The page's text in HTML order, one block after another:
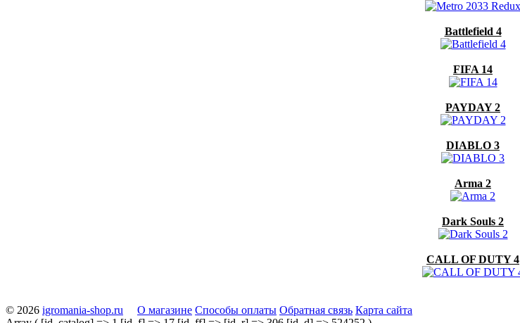
Battlefield 4
FIFA 14
PAYDAY 2
DIABLO 3
Arma 2
Dark Souls 2
CALL OF DUTY 4
© 2026 igromania-shop.ru О магазине Способы оплаты Обратная связь Карта сайта